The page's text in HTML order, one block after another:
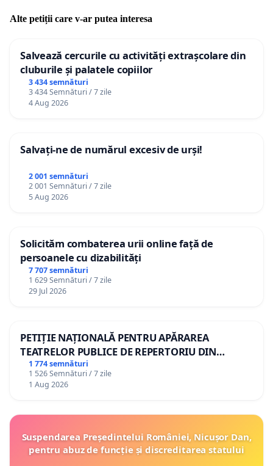
Alte petiții care v-ar putea interesa
Salvează cercurile cu activități extrașcolare din
cluburile și palatele copiilor
3 434 semnături
3 434 Semnături / 7 zile
4 Aug 2026
Salvați-ne de numărul excesiv de urși!
2 001 semnături
2 001 Semnături / 7 zile
5 Aug 2026
Solicităm combaterea urii online față de
persoanele cu dizabilități
7 707 semnături
1 629 Semnături / 7 zile
29 Jul 2026
PETIȚIE NAȚIONALĂ PENTRU APĂRAREA
TEATRELOR PUBLICE DE REPERTORIU DIN
ROMÂNIA
1 774 semnături
1 526 Semnături / 7 zile
1 Aug 2026
Suspendarea Președintelui României, Nicușor Dan,
pentru abuz de funcție și discreditarea statului